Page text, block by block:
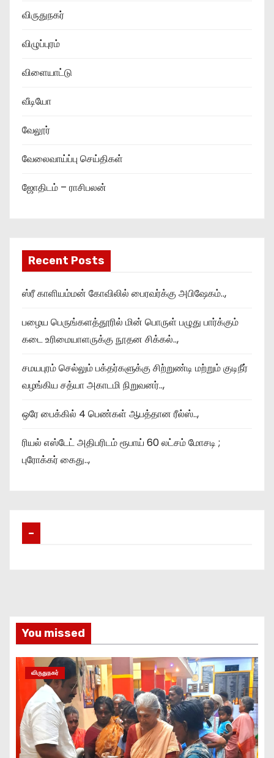
விருதுநகர்
விழுப்புரம்
விளையாட்டு
வீடியோ
வேலூர்
வேலைவாய்ப்பு செய்திகள்
ஜோதிடம் – ராசிபலன்
Recent Posts
ஸ்ரீ காளியம்மன் கோவிலில் பைரவர்க்கு அபிஷேகம்..,
பழைய பெருங்களத்தூரில் மின் பொருள் பழுது பார்க்கும்
கடை உரிமையாளருக்கு நூதன சிக்கல்..,
சமயபுரம் செல்லும் பக்தர்களுக்கு சிற்றுண்டி மற்றும் குடிநீர்
வழங்கிய சத்யா அகாடமி நிறுவனர்..,
ஒரே பைக்கில் 4 பெண்கள் ஆபத்தான ரீல்ஸ்..,
ரியல் எஸ்டேட் அதிபரிடம் ரூபாய் 60 லட்சம் மோசடி ;
புரோக்கர் கைது..,
–
You missed
விருதுநகர்